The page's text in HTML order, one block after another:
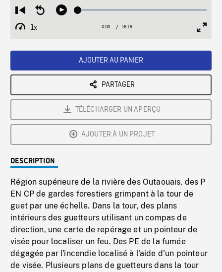
Restart
from
beginning
Seek
Play Loaded:
1x
Playback
Current
0:00 / Duration
16:19
AJOUTER AU PANIER
PARTAGER
TÉLÉCHARGER UN APERÇU
AJOUTER À UN PROJET
DESCRIPTION
Région supérieure de la rivière des Outaouais, des P
EN CP de gardes forestiers grimpant à la tour de
guet par une échelle. Dans la tour, des plans
intérieurs des guetteurs utilisant un compas de
direction, une carte de repérage et un pointeur de
visée pour localiser un feu. Des PE de la fumée
dégagée par l'incendie localisé à l'aide d'un pointeur
de visée. Plusieurs plans de guetteurs dans la tour